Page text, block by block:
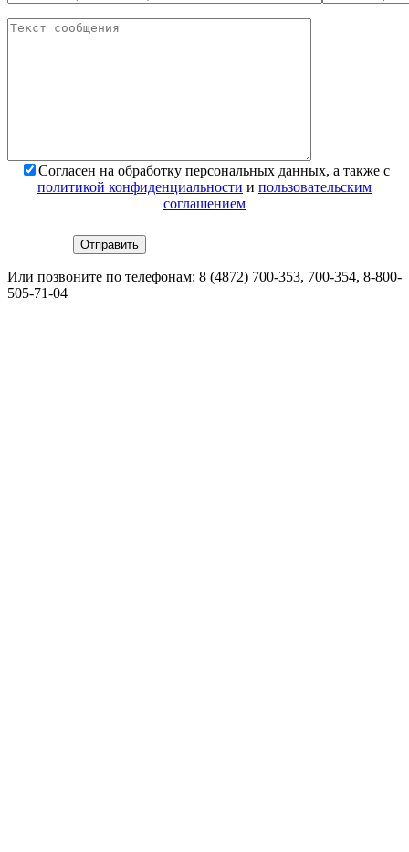
Согласен на обработку персональных данных, а также с
политикой конфиденциальности и пользовательским
соглашением
Или позвоните по телефонам: 8 (4872) 700-353, 700-354, 8-800-
505-71-04